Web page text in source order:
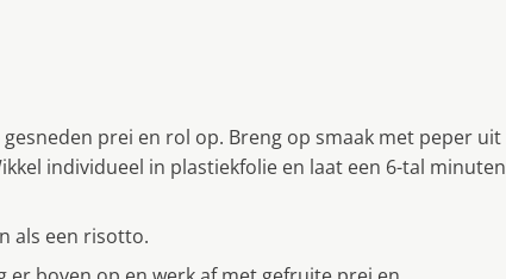
prei en rol op. Breng op smaak met peper uit
individueel in plastiekfolie en laat een 6-tal minuten
als een risotto.